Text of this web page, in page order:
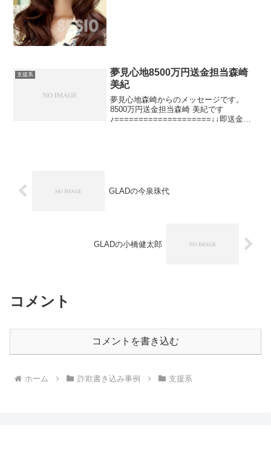
支援系
夢見心地8500万円送金担当森崎
美紀
夢見心地森崎からのメッセージです。
8500万円送金担当森崎 美紀です
♪====================↓↓即送金番
GLADの今泉珠代
GLADの小橋健太郎
コメント
コメントを書き込む
ホーム 詐欺書き込み事例 支援系